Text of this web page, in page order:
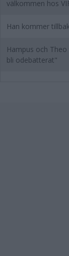
välkommen hos
Han kommer
Hampus och
bli odebatterat"